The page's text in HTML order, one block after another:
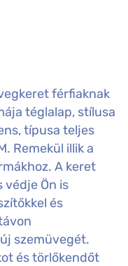
férfiaknak
téglalap, stílusa
típusa teljes
Remekül illik a
A keret
védje Ön is
és
szemüvegét.
és törlőkendőt